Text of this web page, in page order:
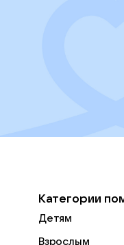
Категории
Детям
Взрослым